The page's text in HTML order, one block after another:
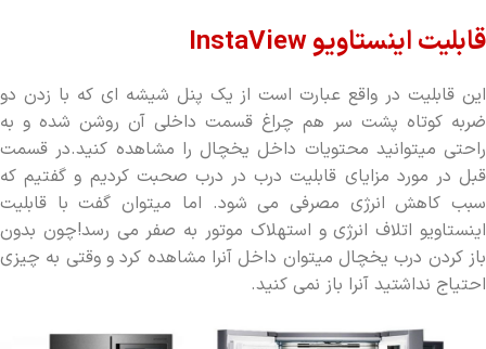
قابلیت اینستاویو InstaView
این قابلیت در واقع عبارت است از یک پنل شیشه ای که با زدن دو
ضربه کوتاه پشت سر هم چراغ قسمت داخلی آن روشن شده و به
راحتی میتوانید محتویات داخل یخچال را مشاهده کنید.در قسمت
قبل در مورد مزایای قابلیت درب در درب صحبت کردیم و گفتیم که
سبب کاهش انرژی مصرفی می شود. اما میتوان گفت با قابلیت
اینستاویو اتلاف انرژی و استهلاک موتور به صفر می رسد!چون بدون
باز کردن درب یخچال میتوان داخل آنرا مشاهده کرد و وقتی به چیزی
احتیاج نداشتید آنرا باز نمی کنید.